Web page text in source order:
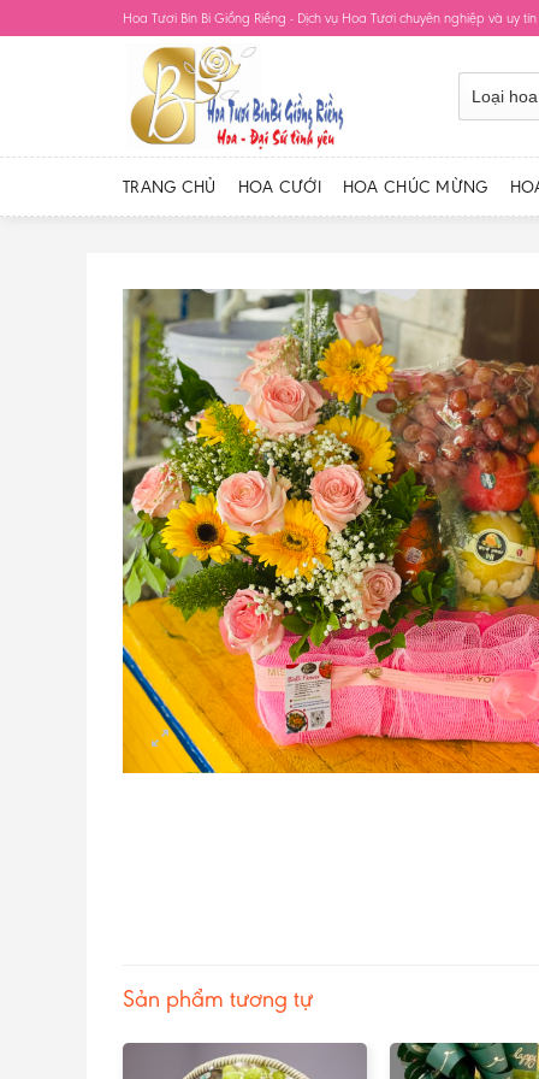
Hoa Tươi Bin Bi Giồng Riềng - Dịch vụ Hoa Tươi chuyên nghiệp và uy tín
TRANG CHỦ HOA CƯỚI HOA CHÚC MỪNG
Sản phẩm tương tự